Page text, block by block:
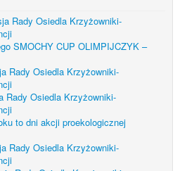
Rady Osiedla Krzyżowniki-
SMOCHY CUP OLIMPIJCZYK –
Rady Osiedla Krzyżowniki-
Rady Osiedla Krzyżowniki-
to dni akcji proekologicznej
Rady Osiedla Krzyżowniki-